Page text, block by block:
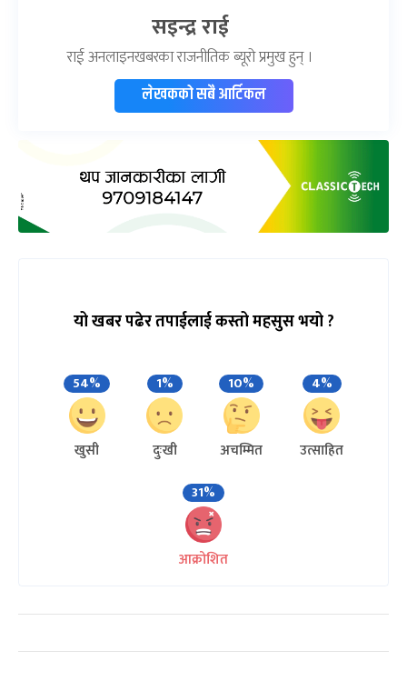
सइन्द्र राई
राई अनलाइनखबरका राजनीतिक ब्यूरो प्रमुख हुन् ।
लेखकको सबै आर्टिकल
यो खबर पढेर तपाईलाई कस्तो महसुस भयो ?
54%
खुसी
1%
दुःखी
10%
अचम्मित
4%
उत्साहित
31%
आक्रोशित